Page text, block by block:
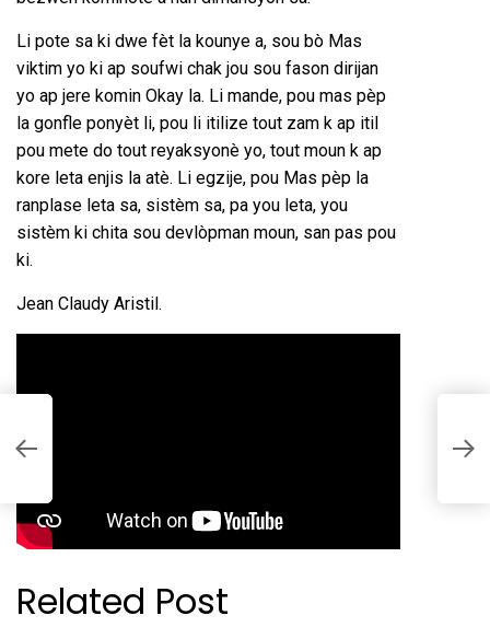
Li pote sa ki dwe fèt la kounye a, sou bò Mas
viktim yo ki ap soufwi chak jou sou fason dirijan
yo ap jere komin Okay la. Li mande, pou mas pèp
la gonfle ponyèt li, pou li itilize tout zam k ap itil
pou mete do tout reyaksyonè yo, tout moun k ap
kore leta enjis la atè. Li egzije, pou Mas pèp la
ranplase leta sa, sistèm sa, pa you leta, you
sistèm ki chita sou devlòpman moun, san pas pou
ki.
Jean Claudy Aristil.
Related Post